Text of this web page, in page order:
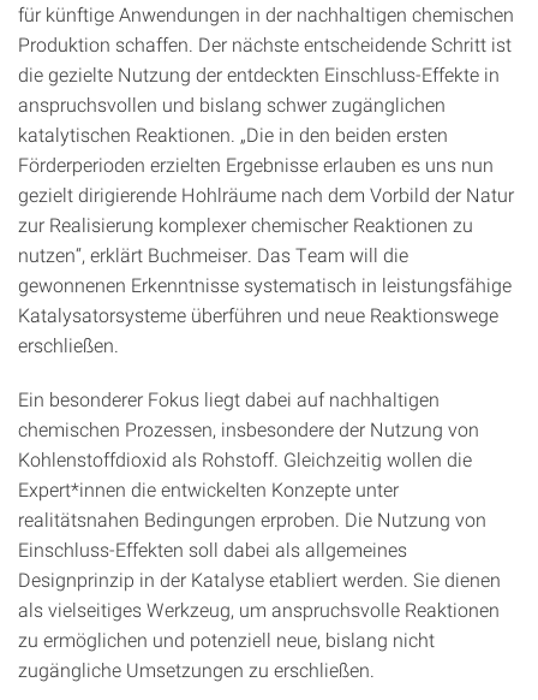
für künftige Anwendungen in der nachhaltigen chemischen
Produktion schaffen. Der nächste entscheidende Schritt ist
die gezielte Nutzung der entdeckten Einschluss-Effekte in
anspruchsvollen und bislang schwer zugänglichen
katalytischen Reaktionen. „Die in den beiden ersten
Förderperioden erzielten Ergebnisse erlauben es uns nun
gezielt dirigierende Hohlräume nach dem Vorbild der Natur
zur Realisierung komplexer chemischer Reaktionen zu
nutzen“, erklärt Buchmeiser. Das Team will die
gewonnenen Erkenntnisse systematisch in leistungsfähige
Katalysatorsysteme überführen und neue Reaktionswege
erschließen.
Ein besonderer Fokus liegt dabei auf nachhaltigen
chemischen Prozessen, insbesondere der Nutzung von
Kohlenstoffdioxid als Rohstoff. Gleichzeitig wollen die
Expert*innen die entwickelten Konzepte unter
realitätsnahen Bedingungen erproben. Die Nutzung von
Einschluss-Effekten soll dabei als allgemeines
Designprinzip in der Katalyse etabliert werden. Sie dienen
als vielseitiges Werkzeug, um anspruchsvolle Reaktionen
zu ermöglichen und potenziell neue, bislang nicht
zugängliche Umsetzungen zu erschließen.